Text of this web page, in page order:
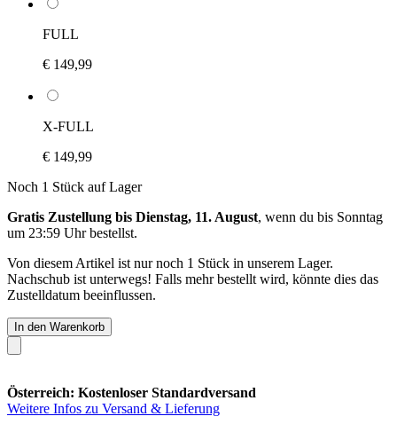
FULL
€ 149,99
X-FULL
€ 149,99
Noch 1 Stück auf Lager
Gratis Zustellung bis Dienstag, 11. August, wenn du bis Sonntag
um 23:59 Uhrbestellst.
Von diesem Artikel ist nur noch 1 Stück in unserem Lager.
Nachschub ist unterwegs! Falls mehr bestellt wird, könnte dies das
Zustelldatum beeinflussen.
In den Warenkorb
Österreich: Kostenloser Standardversand
Weitere Infos zu Versand & Lieferung